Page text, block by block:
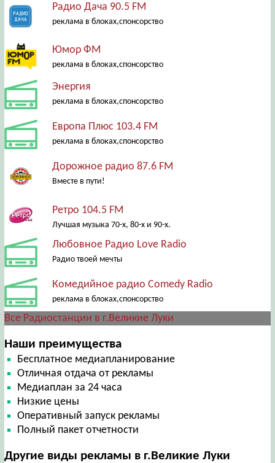
Радио Дача 90.5 FM
реклама в блоках,спонсорство
Юмор ФМ
реклама в блоках,спонсорство
Энергия
реклама в блоках,спонсорство
Европа Плюс 103.4 FM
реклама в блоках,спонсорство
Дорожное радио 87.6 FM
Вместе в пути!
Ретро 104.5 FM
Лучшая музыка 70-х, 80-х и 90-х.
Любовное Радио Love Radio
Радио твоей мечты
Комедийное радио Comedy Radio
реклама в блоках,спонсорство
Все Радиостанции в г.Великие Луки
Наши преимущества
Бесплатное медиапланирование
Отличная отдача от рекламы
Медиаплан за 24 часа
Низкие цены
Оперативный запуск рекламы
Полный пакет отчетности
Другие виды рекламы в г.Великие Луки